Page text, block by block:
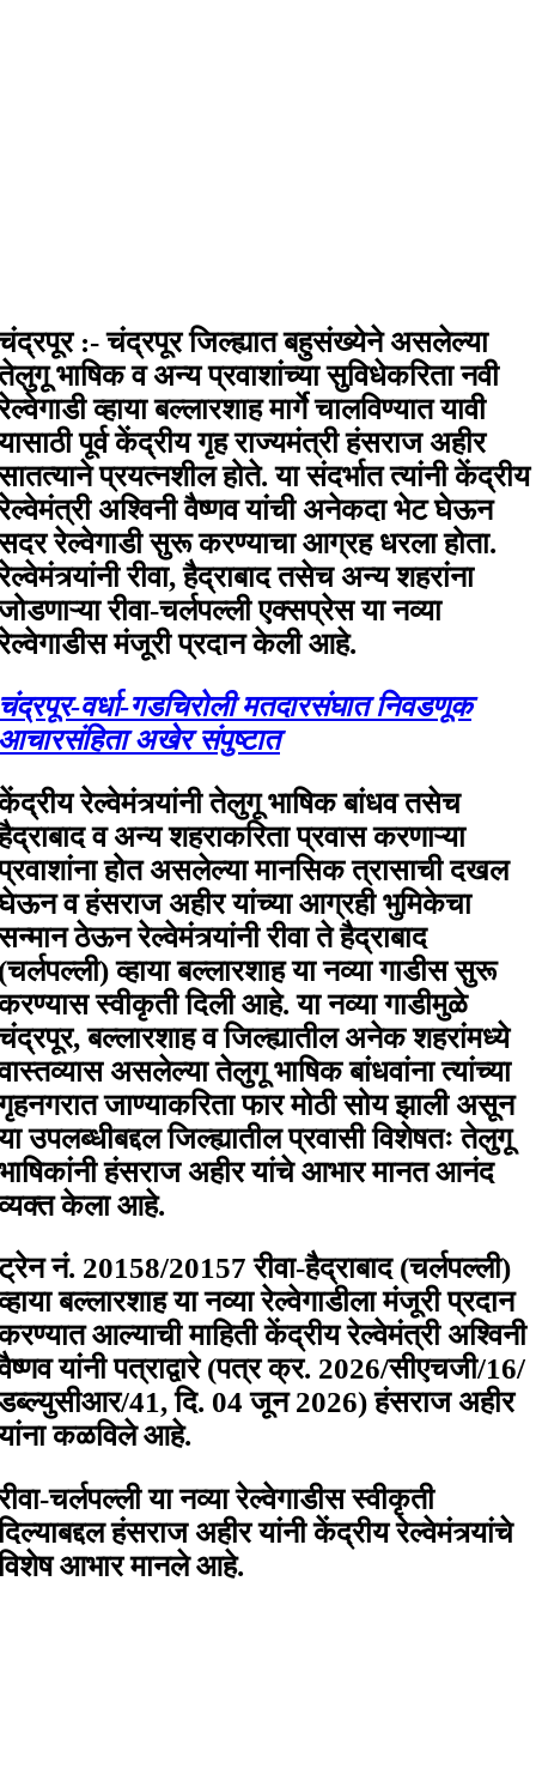
:- चंद्रपूर जिल्ह्यात बहुसंख्येने असलेल्या
भाषिक व अन्य प्रवाशांच्या सुविधेकरिता नवी
व्हाया बल्लारशाह मार्गे चालविण्यात यावी
पूर्व केंद्रीय गृह राज्यमंत्री हंसराज अहीर
प्रयत्नशील होते. या संदर्भात त्यांनी केंद्रीय
अश्विनी वैष्णव यांची अनेकदा भेट घेऊन
रेल्वेगाडी सुरू करण्याचा आग्रह धरला होता.
रीवा, हैद्राबाद तसेच अन्य शहरांना
रीवा-चर्लपल्ली एक्सप्रेस या नव्या
मंजूरी प्रदान केली आहे.
वर्धा-गडचिरोली मतदारसंघात निवडणूक
अखेर संपुष्टात
रेल्वेमंत्र्यांनी तेलुगू भाषिक बांधव तसेच
व अन्य शहराकरिता प्रवास करणाऱ्या
होत असलेल्या मानसिक त्रासाची दखल
व हंसराज अहीर यांच्या आग्रही भुमिकेचा
ठेऊन रेल्वेमंत्र्यांनी रीवा ते हैद्राबाद
व्हाया बल्लारशाह या नव्या गाडीस सुरू
स्वीकृती दिली आहे. या नव्या गाडीमुळे
बल्लारशाह व जिल्ह्यातील अनेक शहरांमध्ये
असलेल्या तेलुगू भाषिक बांधवांना त्यांच्या
जाण्याकरिता फार मोठी सोय झाली असून
उपलब्धीबद्दल जिल्ह्यातील प्रवासी विशेषतः तेलुगू
हंसराज अहीर यांचे आभार मानत आनंद
केला आहे.
नं. 20158/20157 रीवा-हैद्राबाद (चर्लपल्ली)
बल्लारशाह या नव्या रेल्वेगाडीला मंजूरी प्रदान
आल्याची माहिती केंद्रीय रेल्वेमंत्री अश्विनी
यांनी पत्राद्वारे (पत्र क्र. 2026/सीएचजी/16/
41, दि. 04 जून 2026) हंसराज अहीर
कळविले आहे.
चर्लपल्ली या नव्या रेल्वेगाडीस स्वीकृती
हंसराज अहीर यांनी केंद्रीय रेल्वेमंत्र्यांचे
आभार मानले आहे.